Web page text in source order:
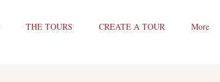
THE TOURS CREATE A TOUR More